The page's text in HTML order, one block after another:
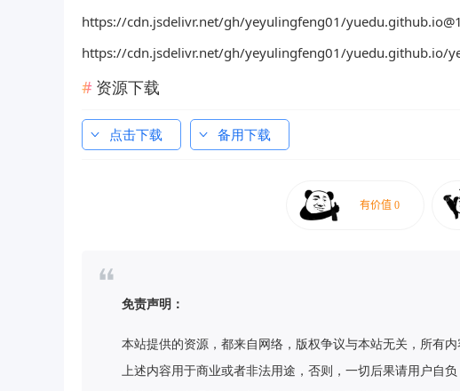
https://cdn.jsdelivr.net/gh/yeyulingfeng01/
https://cdn.jsdelivr.net/gh/yeyulingfeng01/yuedu.github.io/
资源下载
点击下载 备用下载
免责声明：
本站提供的资源，都来自网络，版权争议与本站无关，所有
上述内容用于商业或者非法用途，否则，一切后果请用户自